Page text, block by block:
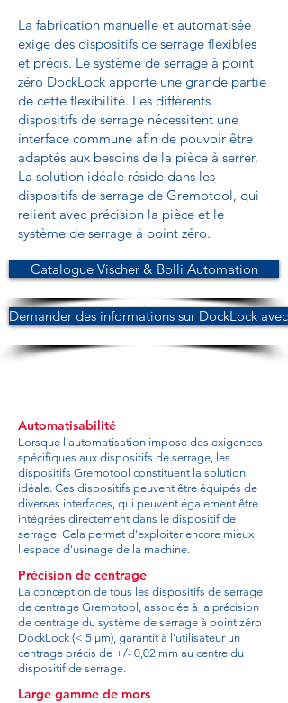
La fabrication manuelle et automatisée
exige des dispositifs de serrage flexibles
et précis. Le système de serrage à point
zéro DockLock apporte une grande partie
de cette flexibilité. Les différents
dispositifs de serrage nécessitent une
interface commune afin de pouvoir être
adaptés aux besoins de la pièce à serrer.
La solution idéale réside dans les
dispositifs de serrage de Gremotool, qui
relient avec précision la pièce et le
système de serrage à point zéro.
Catalogue Vischer & Bolli Automation
Demander des informations sur DockLock
Automatisabilité
Lorsque l'automatisation impose des exigences
spécifiques aux dispositifs de serrage, les
dispositifs Gremotool constituent la solution
idéale. Ces dispositifs peuvent être équipés de
diverses interfaces, qui peuvent également être
intégrées directement dans le dispositif de
serrage. Cela permet d'exploiter encore mieux
l'espace d'usinage de la machine.
Précision de centrage
La conception de tous les dispositifs de serrage
de centrage Gremotool, associée à la précision
de centrage du système de serrage à point zéro
DockLock (< 5 µm), garantit à l'utilisateur un
centrage précis de +/- 0,02 mm au centre du
dispositif de serrage.
Large gamme de mors